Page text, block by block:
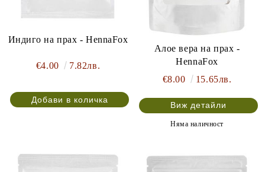
Индиго на прах - HennaFox
€4.00 7.82лв.
Алое вера на прах -
HennaFox
€8.00
15.65лв.
Виж детайли
Няма наличност